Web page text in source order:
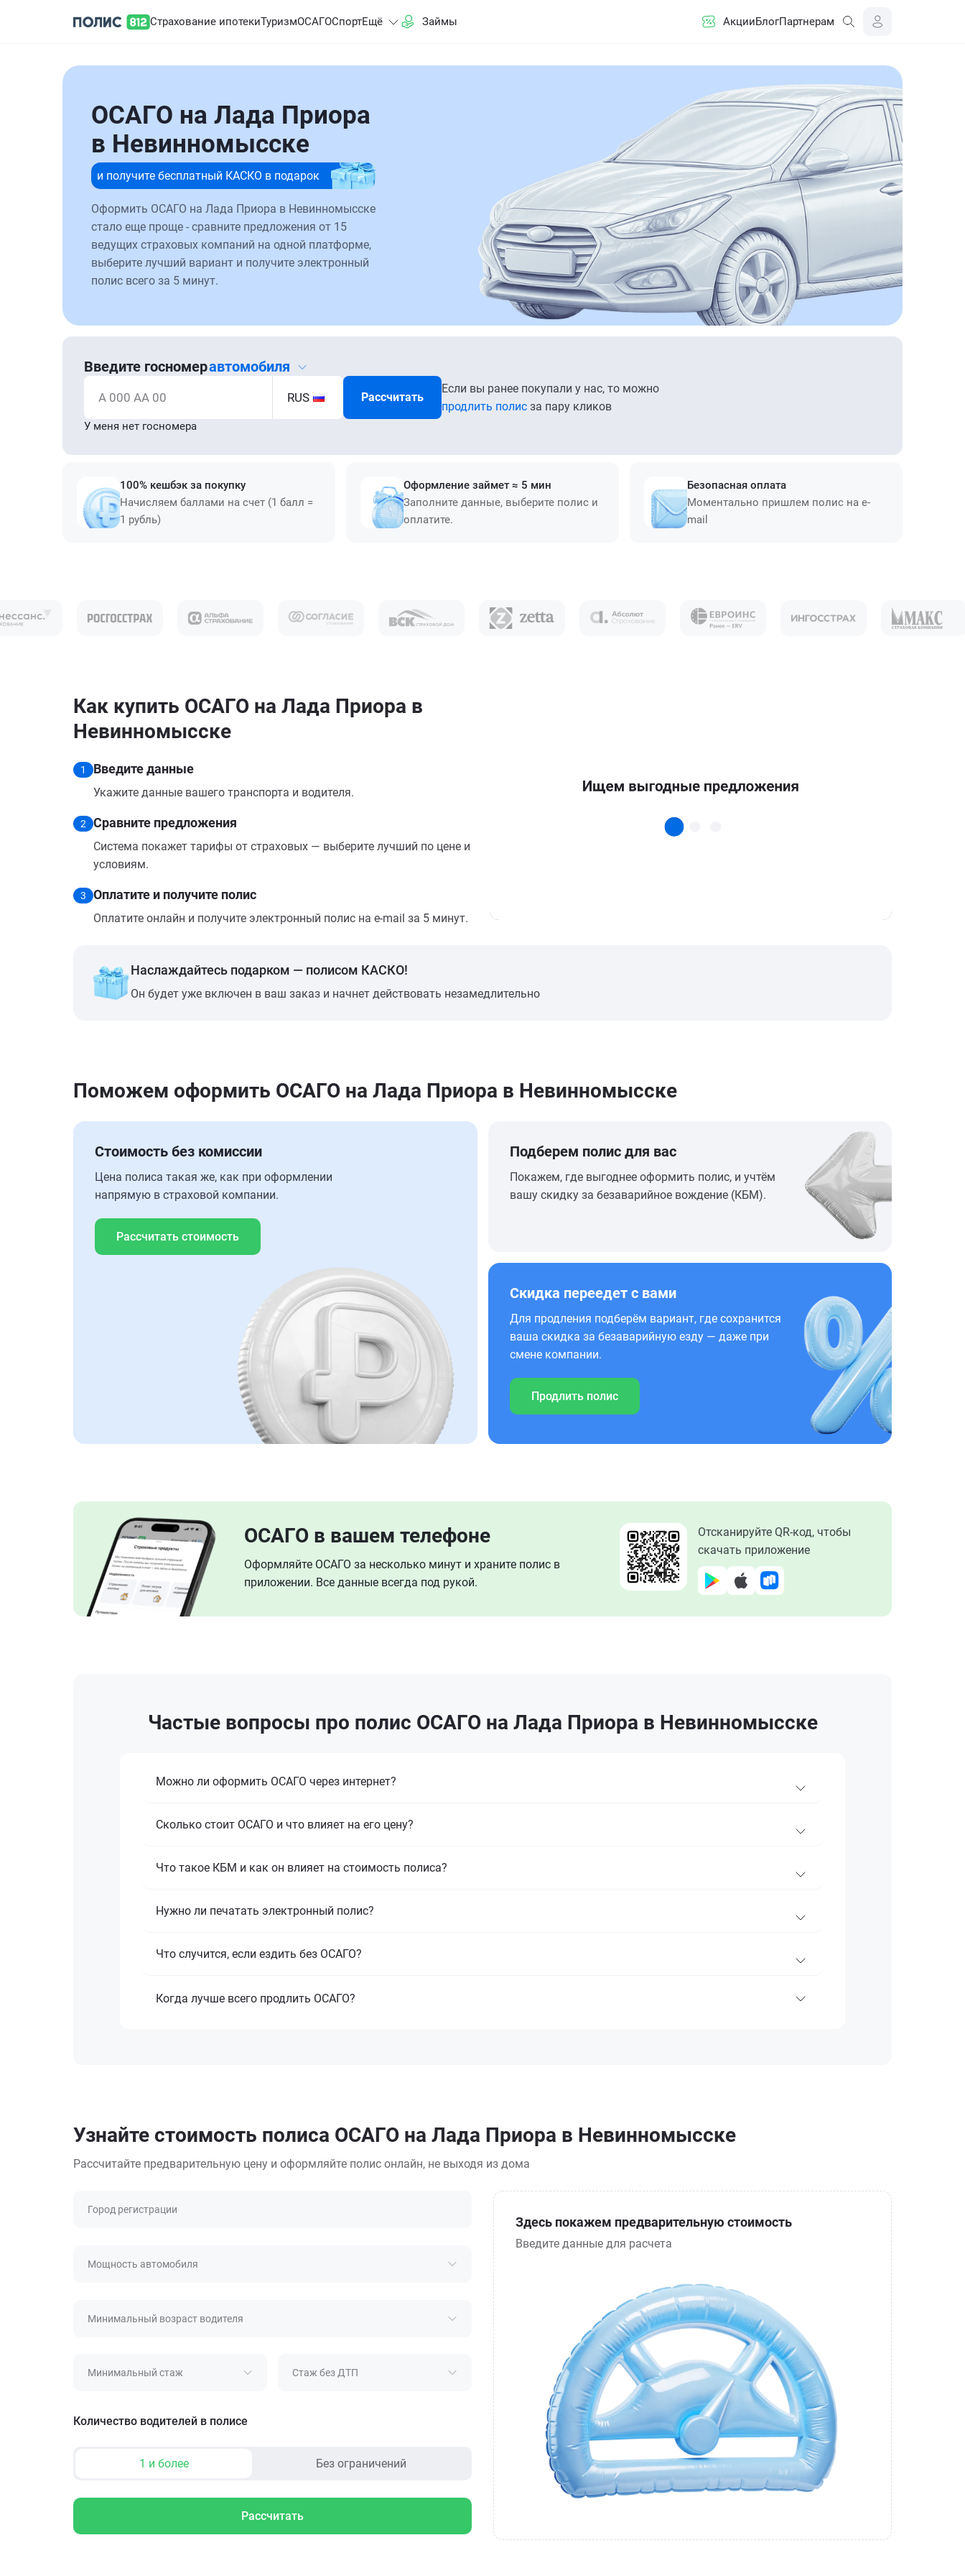
Страхование ипотекиТуризмОСАГОСпортЕщё Займы АкцииБлогПартнерам
ОСАГО на Лада Приора
в Невинномысске
и получите бесплатный КАСКО в подарок
Оформить ОСАГО на Лада Приора в Невинномысске
стало еще проще - сравните предложения от 15
ведущих страховых компаний на одной платформе,
выберите лучший вариант и получите электронный
полис всего за 5 минут.
Введите госномеравтомобиля
А 000 АА 00 RUS Рассчитать
Если вы ранее покупали у нас, то можно
продлить полис за пару кликов
У меня нет госномера
100% кешбэк за покупку
Начисляем баллами на счет (1 балл =
1 рубль)
Оформление займет ≈ 5 мин
Заполните данные, выберите полис и
оплатите.
Безопасная оплата
Моментально пришлем полис на e-
mail
Как купить ОСАГО на Лада Приора в
Невинномысске
1 Введите данные
Укажите данные вашего транспорта и водителя.
2 Сравните предложения
Система покажет тарифы от страховых — выберите лучший по цене и
условиям.
3 Оплатите и получите полис
Оплатите онлайн и получите электронный полис на e-mail за 5 минут.
Наслаждайтесь подарком — полисом КАСКО!
Он будет уже включен в ваш заказ и начнет действовать незамедлительно
Поможем оформить ОСАГО на Лада Приора в Невинномысске
Стоимость без комиссии
Цена полиса такая же, как при оформлении
напрямую в страховой компании.
Рассчитать стоимость
Подберем полис для вас
Покажем, где выгоднее оформить полис, и учтём
вашу скидку за безаварийное вождение (КБМ).
Скидка переедет с вами
Для продления подберём вариант, где сохранится
ваша скидка за безаварийную езду — даже при
смене компании.
Продлить полис
ОСАГО в вашем телефоне
Оформляйте ОСАГО за несколько минут и храните полис в
приложении. Все данные всегда под рукой.
Отсканируйте QR-код, чтобы
скачать приложение
Частые вопросы про полис ОСАГО на Лада Приора в Невинномысске
Можно ли оформить ОСАГО через интернет?
Сколько стоит ОСАГО и что влияет на его цену?
Что такое КБМ и как он влияет на стоимость полиса?
Нужно ли печатать электронный полис?
Что случится, если ездить без ОСАГО?
Когда лучше всего продлить ОСАГО?
Узнайте стоимость полиса ОСАГО на Лада Приора в Невинномысске
Рассчитайте предварительную цену и оформляйте полис онлайн, не выходя из дома
Город регистрации
Мощность автомобиля
Минимальный возраст водителя
Минимальный стаж Стаж без ДТП
Количество водителей в полисе
1 и более Без ограничений
Рассчитать
Здесь покажем предварительную стоимость
Введите данные для расчета